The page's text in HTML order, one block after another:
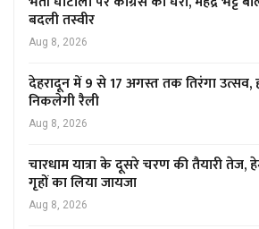
बदली तस्वीर
Aug 8, 2026
देहरादून में 9 से 17 अगस्त तक तिरंगा उत्सव,
निकलेगी रैली
Aug 8, 2026
चारधाम यात्रा के दूसरे चरण की तैयारी तेज,
गृहों का लिया जायजा
Aug 8, 2026